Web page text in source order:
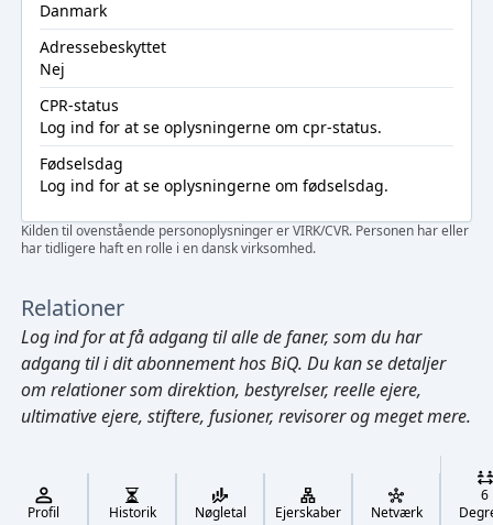
Cmd/Ctrl + K
Danmark
Adressebeskyttet
Nej
CPR-status
Log ind for at se oplysningerne om cpr-status.
Fødselsdag
Log ind for at se oplysningerne om fødselsdag.
Kilden til ovenstående personoplysninger er VIRK/CVR. Personen har eller
har tidligere haft en rolle i en dansk virksomhed.
Relationer
Log indfor at få adgang til alle de faner, som du har
adgang til i dit abonnement hos BiQ. Du kan se detaljer
om relationer som direktion, bestyrelser, reelle ejere,
ultimative ejere, stiftere, fusioner, revisorer og meget mere.
Profil Historik Nøgletal Ejerskaber Netværk
6